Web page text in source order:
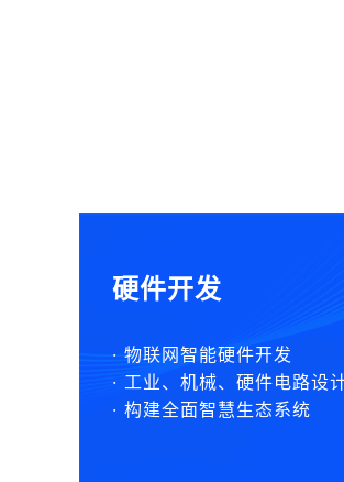
硬件开发
· 物联网智能硬件开发
· 工业、机械、硬件电路设
· 构建全面智慧生态系统